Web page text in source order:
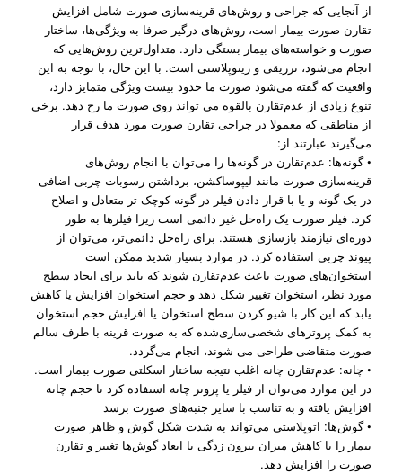
از آنجایی که جراحی و روش‌های قرینه‌سازی صورت شامل افزایش
تقارن صورت بیمار است، روش‌های درگیر صرفا به ویژگی‌‌ها، ساختار
صورت و خواسته‌های بیمار بستگی دارد. متداول‌‌ترین روش‌هایی که
انجام می‌شود، تزریقی و رینوپلاستی است. با این حال، با توجه به این
واقعیت که گفته می‌شود صورت ما حدود بیست ویژگی متمایز دارد،
تنوع زیادی از عدم‌تقارن بالقوه می تواند روی صورت ما رخ دهد. برخی
از مناطقی که معمولا در جراحی تقارن صورت مورد هدف قرار
می‌گیرند عبارتند از:
• گونه‌ها: عدم‌تقارن در گونه‌ها را می‌توان با انجام روش‌های
قرینه‌سازی صورت مانند لیپوساکشن، برداشتن رسوبات چربی اضافی
در یک گونه و یا با قرار دادن فیلر در گونه کوچک ‌تر متعادل و اصلاح
کرد. فیلر صورت یک راه‌حل غیر دائمی است زیرا فیلرها به طور
دوره‌ای نیازمند بازسازی هستند. برای راه‌حل دائمی‌تر، می‌توان از
پیوند چربی استفاده کرد. در موارد بسیار شدید ممکن است
استخوان‌های صورت باعث عدم‌تقارن شوند که باید برای ایجاد سطح
مورد نظر، استخوان تغییر شکل دهد و حجم استخوان افزایش یا کاهش
یابد که این کار با شیو کردن سطح استخوان یا افزایش حجم استخوان
به کمک پروتزهای شخصی‌سازی‌شده که به صورت قرینه با طرف سالم
صورت متقاضی طراحی می شوند، انجام می‌گردد.
• چانه: عدم‌تقارن چانه اغلب نتیجه ساختار اسکلتی صورت بیمار است.
در این موارد می‌توان از فیلر یا پروتز چانه استفاده کرد تا حجم چانه
افزایش یافته و به تناسب با سایر جنبه‌های صورت برسد
• گوش‌ها: اتوپلاستی می‌تواند به شدت شکل گوش و ظاهر صورت
بیمار را با کاهش میزان بیرون زدگی یا ابعاد گوش‌ها تغییر و تقارن
صورت را افزایش دهد.